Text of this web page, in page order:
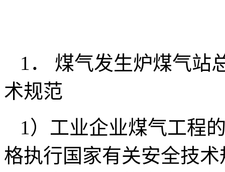
1． 煤气发生炉煤气站
术规范
1）工业企业煤气工程
格执行国家有关安全技